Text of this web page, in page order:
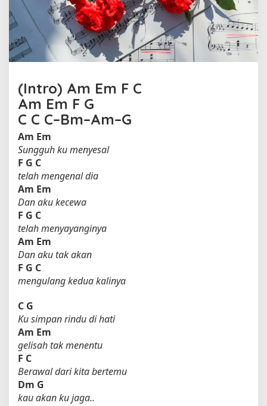
d
u
D
i
H
a
i
o
l
e
N
i
k
i
a
(Intro) Am Em F C
Am Em F G
C C C–Bm–Am–G
Am Em
Sungguh ku menyesal
F G C
telah mengenal dia
Am Em
Dan aku kecewa
F G C
telah menyayanginya
Am Em
Dan aku tak akan
F G C
mengulang kedua kalinya
C G
Ku simpan rindu di hati
Am Em
gelisah tak menentu
F C
Berawal dari kita bertemu
Dm G
kau akan ku jaga..